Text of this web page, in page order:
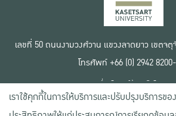
เลขที่ 50 ถนนงามวงศ์วาน แขวงลาดยาว เขตจ
โทรศัพท์ +66 (0) 2942
เงื่อนไขการใช้งานเว็บไซต์
ข้อตกลงด้านสิทธิ์ใช้งาน
นโยบายความเป็นส่วนตัว
เราใช้คุกกี้ในการให้บริการและปรับปรุงบริการข